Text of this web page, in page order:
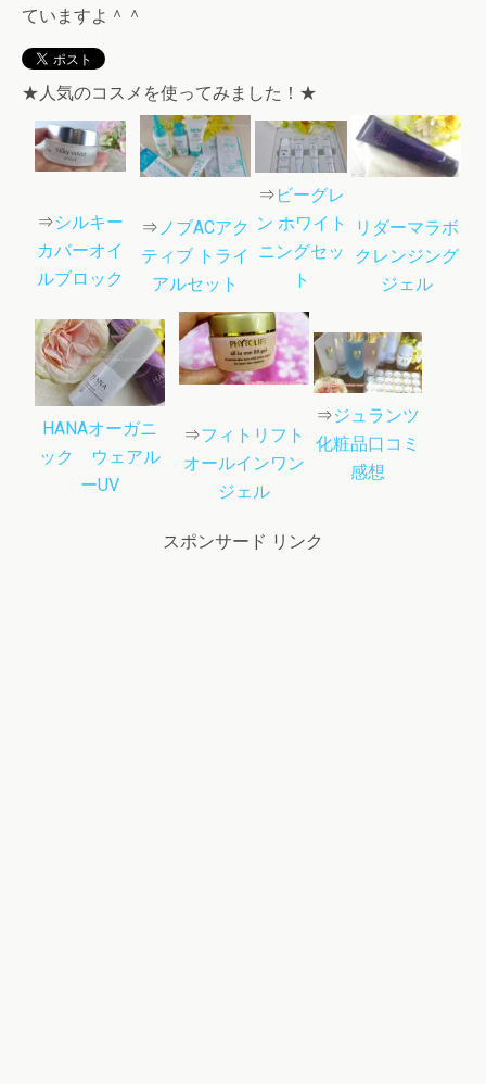
ていますよ＾＾
★人気のコスメを使ってみました！★
⇒シルキー
カバーオイ
ルブロック
⇒ ノブACアク
ティブ トライ
アルセット
⇒ ビーグレ
ン ホワイト
ニングセッ
ト
リダーマラボ
クレンジング
ジェル
HANAオーガニ
ック ウェアル
ーUV
⇒フィトリフト
オールインワン
ジェル
⇒ジュランツ
化粧品口コミ
感想
スポンサード リンク